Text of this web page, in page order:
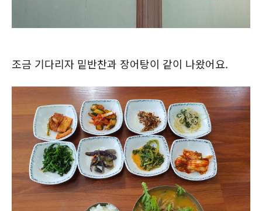
조금 기다리자 밑반찬과 장어탕이 같이 나왔어요.